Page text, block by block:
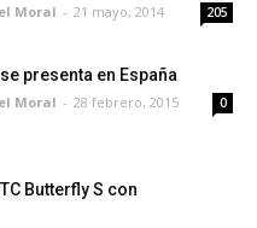
Moral - 21 mayo, 2014 205
presenta en España
Moral - 28 febrero, 2015 0
Butterfly S con